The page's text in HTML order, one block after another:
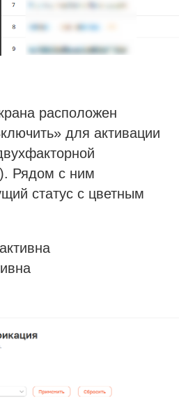
расположен
для активации
Рядом с ним
статус с цветным